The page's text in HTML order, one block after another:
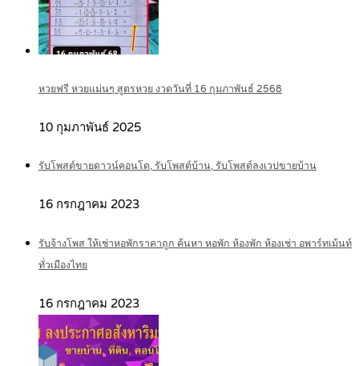
หวยฟรี หวยแม่นๆ สูตรหวย งวดวันที่ 16 กุมภาพันธ์ 2568
10 กุมภาพันธ์ 2025
รับโพสต์ขายดาวน์คอนโด, รับโพสต์บ้าน, รับโพสต์ลงเวปขายบ้าน
16 กรกฎาคม 2023
รับจ้างโพส ให้เช่าหอพักราคาถูก ค้นหา หอพัก ห้องพัก ห้องเช่า อพาร์ทเม้นท์
ทั่วเมืองไทย
16 กรกฎาคม 2023